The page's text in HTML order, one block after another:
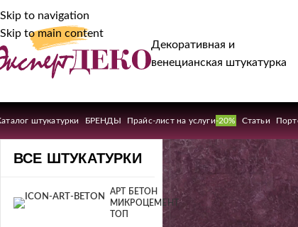
Skip to navigation
Skip to main content
Декоративная и
венецианская штукатурка
штукатурки БРЕНДЫ Прайс-лист на услуги-20% Статьи
ВСЕ ШТУКАТУРКИ
АРТ БЕТОН
МИКРОЦЕМЕНТ
ТОП